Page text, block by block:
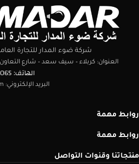
شركة ضوء المدار للتجارة
العنوان: كربلاء – سيف سعد – شارع التعاون
الهاتف: 07733337065 – 07812000330
البريد الإلكتروني: almadarelectric2@gmail.com
روابط مهمة
روابط مهمة
منتجاتنا وقنوات التواصل